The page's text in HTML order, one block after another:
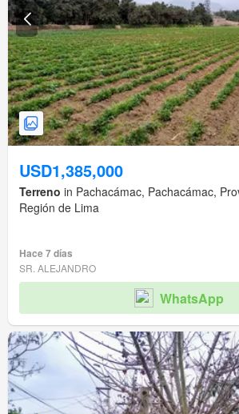
USD1,385,000
Terreno in Pachacámac, Pachacámac,
Región de Lima
Hace 7 días
SR. ALEJANDRO
WhatsApp